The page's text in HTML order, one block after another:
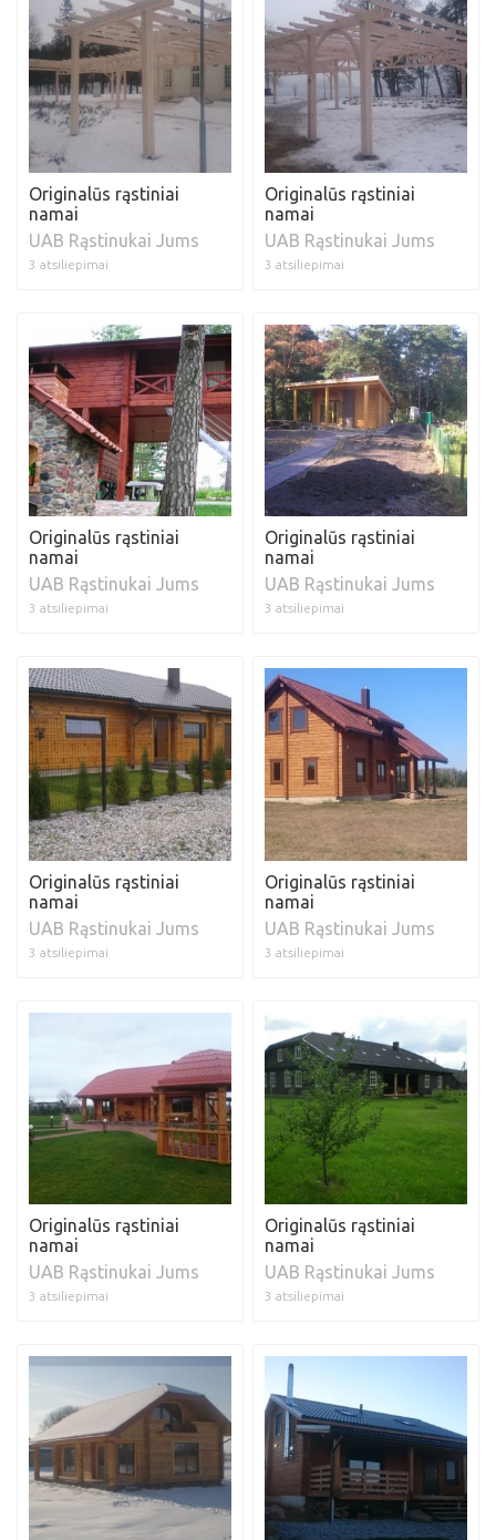
Originalūs rąstiniai
namai
UAB Rąstinukai Jums
3 atsiliepimai
Originalūs rąstiniai
namai
UAB Rąstinukai Jums
3 atsiliepimai
Originalūs rąstiniai
namai
UAB Rąstinukai Jums
3 atsiliepimai
Originalūs rąstiniai
namai
UAB Rąstinukai Jums
3 atsiliepimai
Originalūs rąstiniai
namai
UAB Rąstinukai Jums
3 atsiliepimai
Originalūs rąstiniai
namai
UAB Rąstinukai Jums
3 atsiliepimai
Originalūs rąstiniai
namai
UAB Rąstinukai Jums
3 atsiliepimai
Originalūs rąstiniai
namai
UAB Rąstinukai Jums
3 atsiliepimai